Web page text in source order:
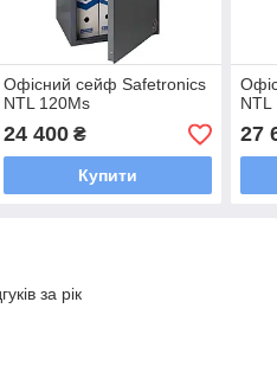
Офісний сейф Safetronics
NTL 120Ms
24 400₴
Купити
NTL
27
за рік